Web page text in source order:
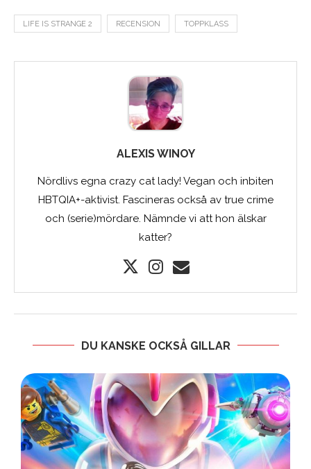
LIFE IS STRANGE 2 RECENSION TOPPKLASS
ALEXIS WINOY
Nördlivs egna crazy cat lady! Vegan och inbiten
HBTQIA+-aktivist. Fascineras också av true crime
och (serie)mördare. Nämnde vi att hon älskar
katter?
DU KANSKE OCKSÅ GILLAR